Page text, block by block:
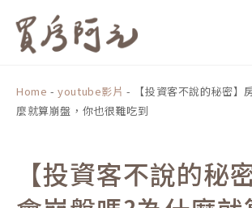
Home -youtube影片 -
【投資客不說的秘密】
麼就算崩盤，你也很難吃到
【投資客不說的秘